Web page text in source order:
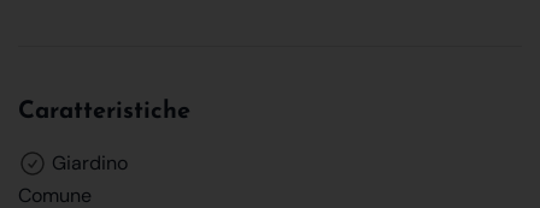
Caratteristiche
Giardino
Comune